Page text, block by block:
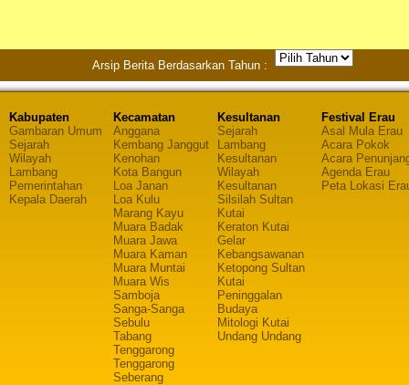
Arsip Berita Berdasarkan Tahun :
Kabupaten
Gambaran Umum
Sejarah
Wilayah
Lambang
Pemerintahan
Kepala Daerah
Kecamatan
Anggana
Kembang Janggut
Kenohan
Kota Bangun
Loa Janan
Loa Kulu
Marang Kayu
Muara Badak
Muara Jawa
Muara Kaman
Muara Muntai
Muara Wis
Samboja
Sanga-Sanga
Sebulu
Tabang
Tenggarong
Tenggarong
Seberang
Kesultanan
Sejarah
Lambang
Kesultanan
Wilayah
Kesultanan
Silsilah Sultan
Kutai
Keraton Kutai
Gelar
Kebangsawanan
Ketopong Sultan
Kutai
Peninggalan
Budaya
Mitologi Kutai
Undang Undang
Festival Erau
Asal Mula Erau
Acara Pokok
Acara
Agenda Erau
Peta Lokasi